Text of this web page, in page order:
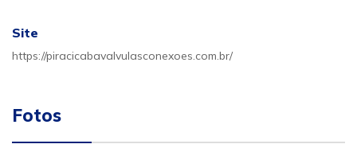
Site
https://piracicabavalvulasconexoes.com.br/
Fotos